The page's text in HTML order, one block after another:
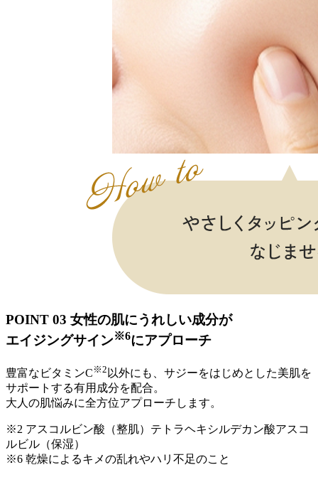
POINT 03 女性の肌にうれしい成分が
エイジングサイン※6にアプローチ
豊富なビタミンC ※2 以外にも、サジーをはじめとした美肌を
サポートする有用成分を配合。
大人の肌悩みに全方位アプローチします。
※2 アスコルビン酸（整肌）テトラヘキシルデカン酸アスコ
ルビル（保湿）
※6 乾燥によるキメの乱れやハリ不足のこと